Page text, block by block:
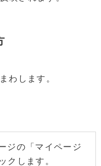
わします。
ジの「マイページ
クします。